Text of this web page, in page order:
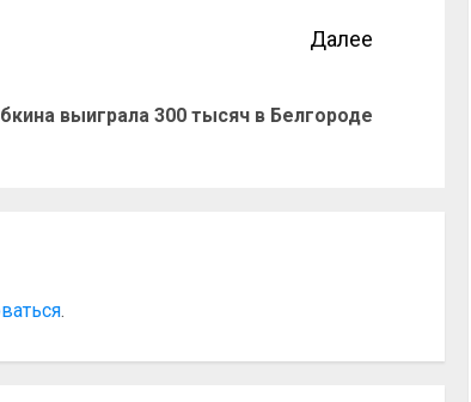
Далее
выиграла 300 тысяч в Белгороде
.